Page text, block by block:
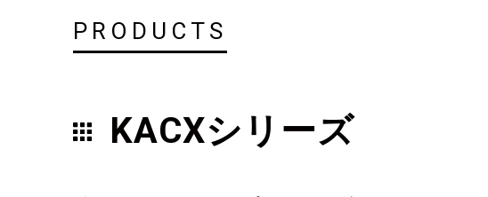
PRODUCTS
KACXシリーズ